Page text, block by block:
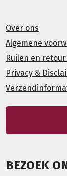
Over ons
Algemene
Ruilen en
Privacy &
BEZOEK